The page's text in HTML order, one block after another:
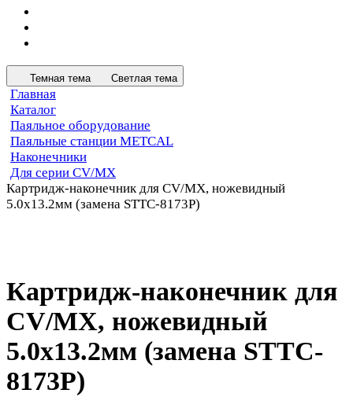
Темная тема Светлая тема
Главная
Каталог
Паяльное оборудование
Паяльные станции METCAL
Наконечники
Для серии CV/MX
Картридж-наконечник для СV/MX, ножевидный
5.0х13.2мм (замена STTC-8173P)
Картридж-наконечник для
СV/MX, ножевидный
5.0х13.2мм (замена STTC-
8173P)